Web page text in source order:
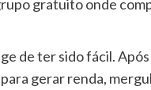
gratuito onde
de ter sido fácil.
gerar renda,